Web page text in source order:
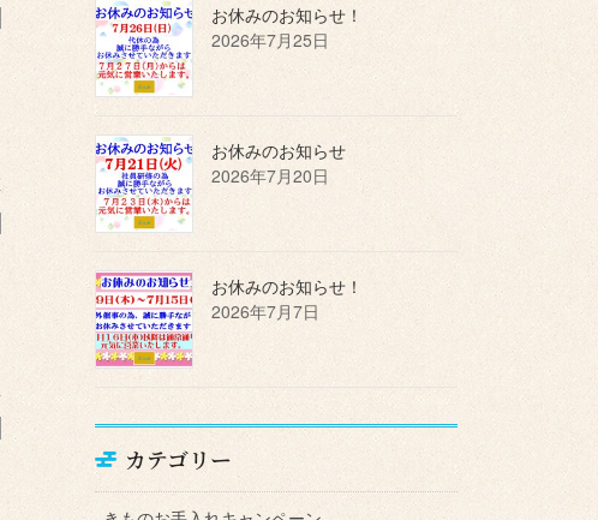
お休みのお知らせ！
2026年7月25日
お休みのお知らせ
2026年7月20日
お休みのお知らせ！
2026年7月7日
カテゴリー